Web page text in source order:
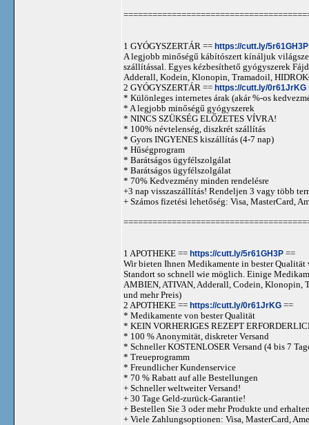
1 GYÓGYSZERTÁR == https://cutt.ly/5r61GH3P
A legjobb minőségű kábítószert kínáljuk
szállítással. Egyes kézbesíthető gyógyszerek
Adderall, Kodein, Klonopin, Tramadoil,
2 GYÓGYSZERTÁR == https://cutt.ly/0r61JrKG
* Különleges internetes árak (akár %-os
* A legjobb minőségű gyógyszerek
* NINCS SZÜKSÉG ELŐZETES VÍVRA!
* 100% névtelenség, diszkrét szállítás
* Gyors INGYENES kiszállítás (4-7 nap)
* Hűségprogram
* Barátságos ügyfélszolgálat
* Barátságos ügyfélszolgálat
* 70% Kedvezmény minden rendelésre
+3 nap visszaszállítás! Rendeljen 3 vagy több
+ Számos fizetési lehetőség: Visa, MasterCard,
1 APOTHEKE == https://cutt.ly/5r61GH3P ==
Wir bieten Ihnen Medikamente in bester
Standort so schnell wie möglich. Einige
AMBIEN, ATIVAN, Adderall, Codein, Klonopin,
und mehr Preis)
2 APOTHEKE == https://cutt.ly/0r61JrKG ==
* Medikamente von bester Qualität
* KEIN VORHERIGES REZEPT
* 100 % Anonymität, diskreter Versand
* Schneller KOSTENLOSER Versand (4 bis 7
* Treueprogramm
* Freundlicher Kundenservice
* 70 % Rabatt auf alle Bestellungen
+ Schneller weltweiter Versand!
+ 30 Tage Geld-zurück-Garantie!
+ Bestellen Sie 3 oder mehr Produkte und
+ Viele Zahlungsoptionen: Visa, MasterCard,